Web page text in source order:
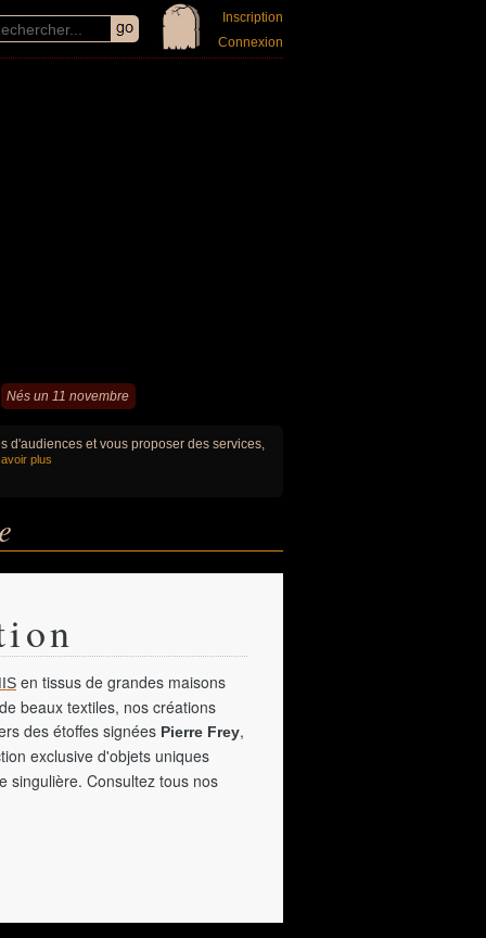
Inscription
Connexion
Nés un 11 novembre
d'audiences et vous proposer des services,
plus
en tissus de grandes maisons
beaux textiles, nos créations
des étoffes signées Pierre Frey,
exclusive d'objets uniques
singulière. Consultez tous nos